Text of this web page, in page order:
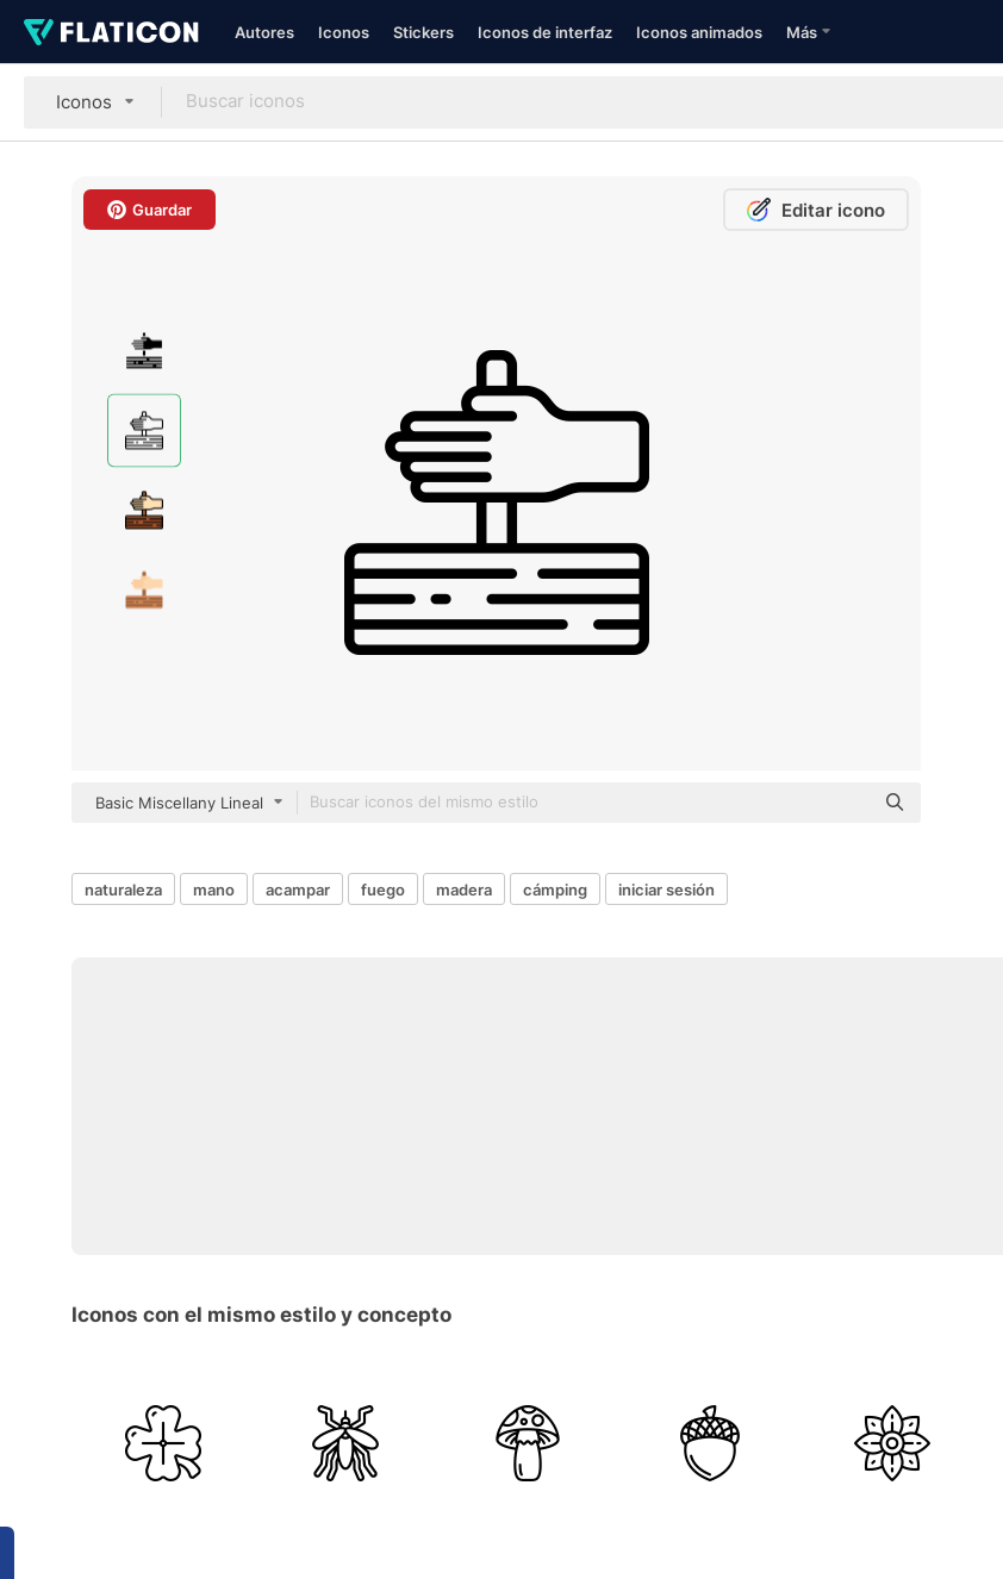
Autores Iconos Stickers Iconos de interfaz Iconos animados Más
Iconos
Guardar Editar icono
Basic Miscellany Lineal
naturaleza mano acampar fuego madera cámping iniciar sesión
Iconos con el mismo estilo y concepto